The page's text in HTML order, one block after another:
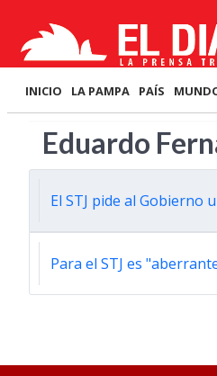
INICIO LA PAMPA PAÍS
Eduardo
El STJ pide al Gobierno
Para el STJ es